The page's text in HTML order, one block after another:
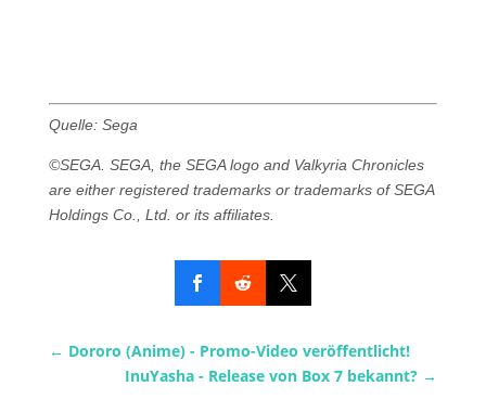
Quelle: Sega
©SEGA. SEGA, the SEGA logo and Valkyria Chronicles
are either registered trademarks or trademarks of SEGA
Holdings Co., Ltd. or its affiliates.
← Dororo (Anime) - Promo-Video veröffentlicht!
InuYasha - Release von Box 7 bekannt? →